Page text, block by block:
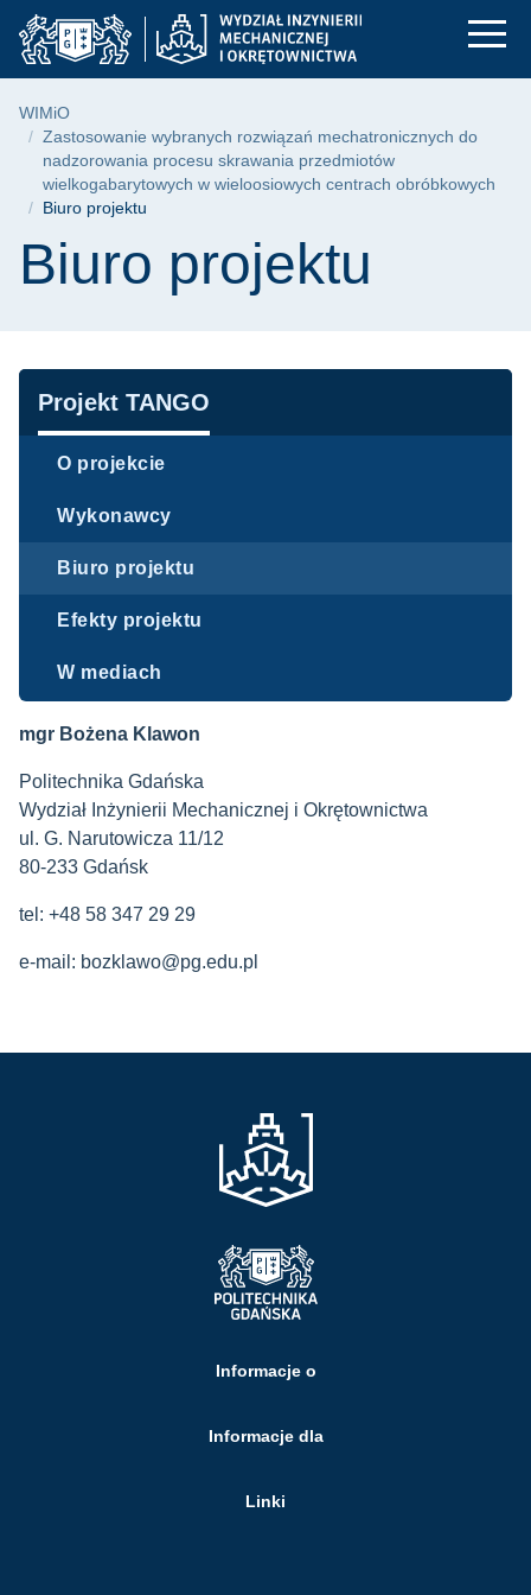
Przejdź
do
menu
Przejdź
do
wyszukiwarki
Przejdź
do
treści
Biuro projektu |
Ścieżka nawigacyjna
WIMiO
Zastosowanie wybranych rozwiązań mechatronicznych do
nadzorowania procesu skrawania przedmiotów
wielkogabarytowych w wieloosiowych centrach obróbkowych
Biuro projektu
Treść strony
Biuro projektu
Nawigacja
Projekt TANGO
O projekcie
Wykonawcy
Biuro projektu
Efekty projektu
W mediach
mgr Bożena Klawon
Politechnika Gdańska
Wydział Inżynierii Mechanicznej i Okrętownictwa
ul. G. Narutowicza 11/12
80-233 Gdańsk
tel: +48 58 347 29 29
e-mail: bozklawo@pg.edu.pl
Informacje o
Informacje dla
Linki